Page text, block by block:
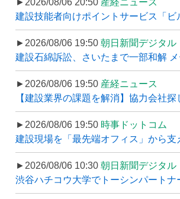
►2026/08/06 20:50 産経ニュース
建設技能者向けポイントサービス「
►2026/08/06 19:50 朝日新聞デジタル
建設石綿訴訟、さいたまで一部和解
►2026/08/06 19:50 産経ニュース
【建設業界の課題を解消】協力会社
►2026/08/06 19:50 時事ドットコム
建設現場を「最先端オフィス」から
►2026/08/06 10:30 朝日新聞デジタル
渋谷ハチコウ大学でトーシンパート